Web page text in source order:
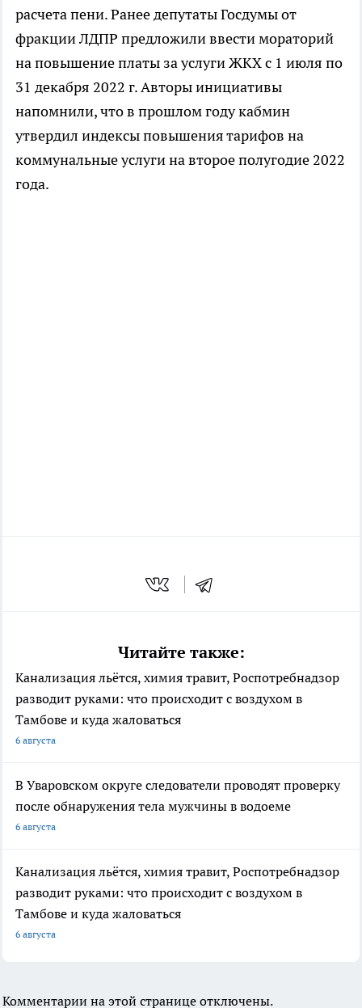
расчета пени. Ранее депутаты Госдумы от
фракции ЛДПР предложили ввести мораторий
на повышение платы за услуги ЖКХ с 1 июля по
31 декабря 2022 г. Авторы инициативы
напомнили, что в прошлом году кабмин
утвердил индексы повышения тарифов на
коммунальные услуги на второе полугодие 2022
года.
Читайте также:
Канализация льётся, химия травит, Роспотребнадзор
разводит руками: что происходит с воздухом в
Тамбове и куда жаловаться
6 августа
В Уваровском округе следователи проводят проверку
после обнаружения тела мужчины в водоеме
6 августа
Канализация льётся, химия травит, Роспотребнадзор
разводит руками: что происходит с воздухом в
Тамбове и куда жаловаться
6 августа
Комментарии на этой странице отключены.